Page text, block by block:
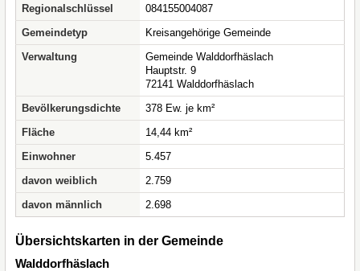
Regionalschlüssel
084155004087
Gemeindetyp
Kreisangehörige Gemeinde
Verwaltung
Gemeinde Walddorfhäslach
Hauptstr. 9
72141 Walddorfhäslach
Bevölkerungsdichte
378 Ew. je km²
Fläche
14,44 km²
Einwohner
5.457
davon weiblich
2.759
davon männlich
2.698
Übersichtskarten in der Gemeinde
Walddorfhäslach